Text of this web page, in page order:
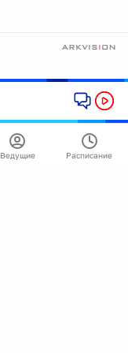
Ведущие Расписание